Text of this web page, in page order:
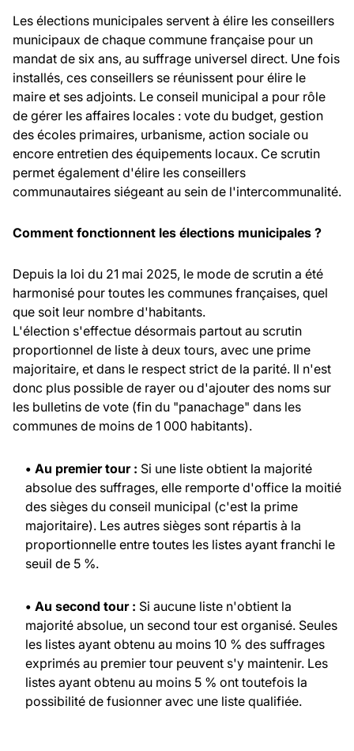
Les élections municipales servent à élire les conseillers
municipaux de chaque commune française pour un
mandat de six ans, au suffrage universel direct. Une fois
installés, ces conseillers se réunissent pour élire le
maire et ses adjoints. Le conseil municipal a pour rôle
de gérer les affaires locales : vote du budget, gestion
des écoles primaires, urbanisme, action sociale ou
encore entretien des équipements locaux. Ce scrutin
permet également d'élire les conseillers
communautaires siégeant au sein de l'intercommunalité.
Comment fonctionnent les élections municipales ?
Depuis la loi du 21 mai 2025, le mode de scrutin a été
harmonisé pour toutes les communes françaises, quel
que soit leur nombre d'habitants.
L'élection s'effectue désormais partout au scrutin
proportionnel de liste à deux tours, avec une prime
majoritaire, et dans le respect strict de la parité. Il n'est
donc plus possible de rayer ou d'ajouter des noms sur
les bulletins de vote (fin du "panachage" dans les
communes de moins de 1 000 habitants).
• Au premier tour : Si une liste obtient la majorité
absolue des suffrages, elle remporte d'office la moitié
des sièges du conseil municipal (c'est la prime
majoritaire). Les autres sièges sont répartis à la
proportionnelle entre toutes les listes ayant franchi le
seuil de 5 %.
• Au second tour : Si aucune liste n'obtient la
majorité absolue, un second tour est organisé. Seules
les listes ayant obtenu au moins 10 % des suffrages
exprimés au premier tour peuvent s'y maintenir. Les
listes ayant obtenu au moins 5 % ont toutefois la
possibilité de fusionner avec une liste qualifiée.